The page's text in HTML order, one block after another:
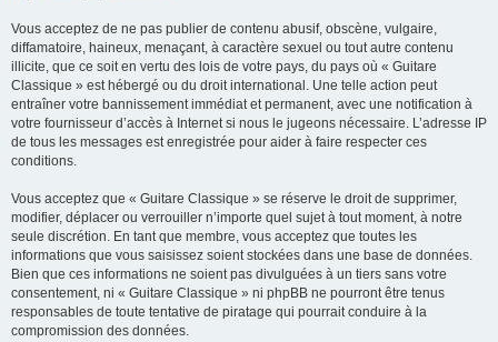
Vous acceptez de ne pas publier de contenu abusif, obscène, vulgaire,
diffamatoire, haineux, menaçant, à caractère sexuel ou tout autre contenu
illicite, que ce soit en vertu des lois de votre pays, du pays où « Guitare
Classique » est hébergé ou du droit international. Une telle action peut
entraîner votre bannissement immédiat et permanent, avec une notification à
votre fournisseur d’accès à Internet si nous le jugeons nécessaire. L’adresse IP
de tous les messages est enregistrée pour aider à faire respecter ces
conditions.
Vous acceptez que « Guitare Classique » se réserve le droit de supprimer,
modifier, déplacer ou verrouiller n’importe quel sujet à tout moment, à notre
seule discrétion. En tant que membre, vous acceptez que toutes les
informations que vous saisissez soient stockées dans une base de données.
Bien que ces informations ne soient pas divulguées à un tiers sans votre
consentement, ni « Guitare Classique » ni phpBB ne pourront être tenus
responsables de toute tentative de piratage qui pourrait conduire à la
compromission des données.